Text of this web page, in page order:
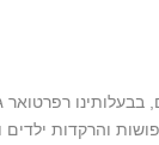
בבעלותינו רפרטואר
והרקדות ילדים